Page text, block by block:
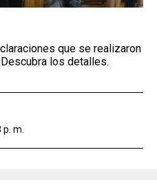
que se realizaron
los detalles.
m.